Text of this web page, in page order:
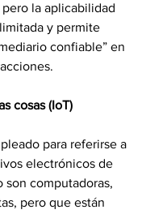
pero la aplicabilidad
y permite
confiable” en
cosas (IoT)
para referirse a
electrónicos de
son computadoras,
pero que están